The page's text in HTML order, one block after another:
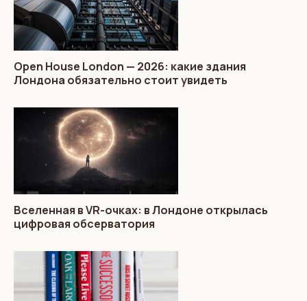
Open House London — 2026: какие здания
Лондона обязательно стоит увидеть
Вселенная в VR-очках: в Лондоне открылась
цифровая обсерватория